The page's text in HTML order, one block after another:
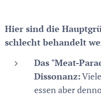
Hier sind die
schlecht behandelt
Das "Meat-
Dissonanz:
essen aber